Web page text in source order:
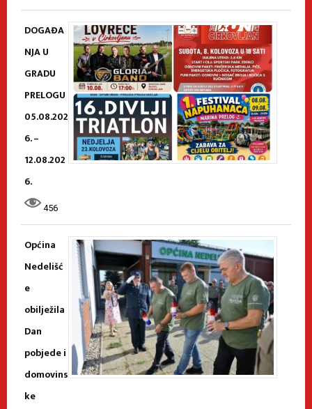
DOGAĐA
NJA U
GRADU
PRELOGU
05.08.202
6. –
12.08.202
6.
456
Općina
Nedelišć
e
obilježila
Dan
pobjede i
domovins
ke